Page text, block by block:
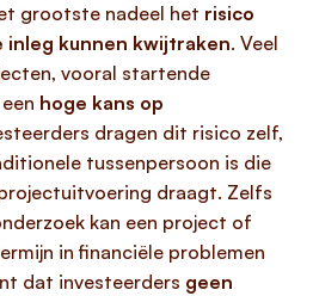
grootste nadeel het risico
inleg kunnen kwijtraken. Veel
vooral startende
hoge kans op
dragen dit risico zelf,
tussenpersoon is die
projectuitvoering draagt. Zelfs
kan een project of
in financiële problemen
dat investeerders geen